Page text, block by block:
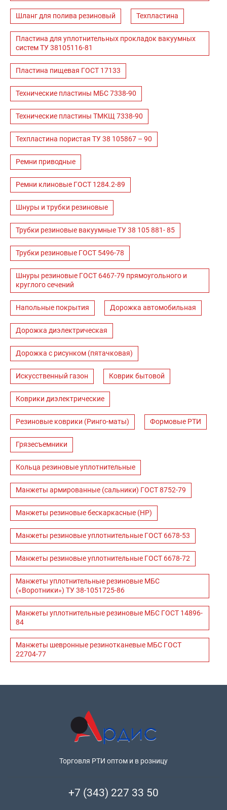
Шланг для полива резиновый Техпластина
Пластина для уплотнительных прокладок вакуумных
систем ТУ 38105116-81
Пластина пищевая ГОСТ 17133
Технические пластины МБС 7338-90
Технические пластины ТМКЩ 7338-90
Техпластина пористая ТУ 38 105867 – 90
Ремни приводные
Ремни клиновые ГОСТ 1284.2-89
Шнуры и трубки резиновые
Трубки резиновые вакуумные ТУ 38 105 881- 85
Трубки резиновые ГОСТ 5496-78
Шнуры резиновые ГОСТ 6467-79 прямоугольного и
круглого сечений
Напольные покрытия Дорожка автомобильная
Дорожка диэлектрическая
Дорожка с рисунком (пятачковая)
Искусственный газон Коврик бытовой
Коврики диэлектрические
Резиновые коврики (Ринго-маты) Формовые РТИ
Грязесъемники
Кольца резиновые уплотнительные
Манжеты армированные (сальники) ГОСТ 8752-79
Манжеты резиновые бескаркасные (НР)
Манжеты резиновые уплотнительные ГОСТ 6678-53
Манжеты резиновые уплотнительные ГОСТ 6678-72
Манжеты уплотнительные резиновые МБС
(«Воротники») ТУ 38-1051725-86
Манжеты уплотнительные резиновые МБС ГОСТ 14896-
84
Манжеты шевронные резинотканевые МБС ГОСТ
22704-77
Торговля РТИ оптом и в розницу
+7 (343) 227 33 50